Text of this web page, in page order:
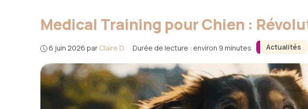
Actualités
Medical Training pour Chien :
6 juin 2026 par Claire D. · Durée de lecture : environ 9 minutes